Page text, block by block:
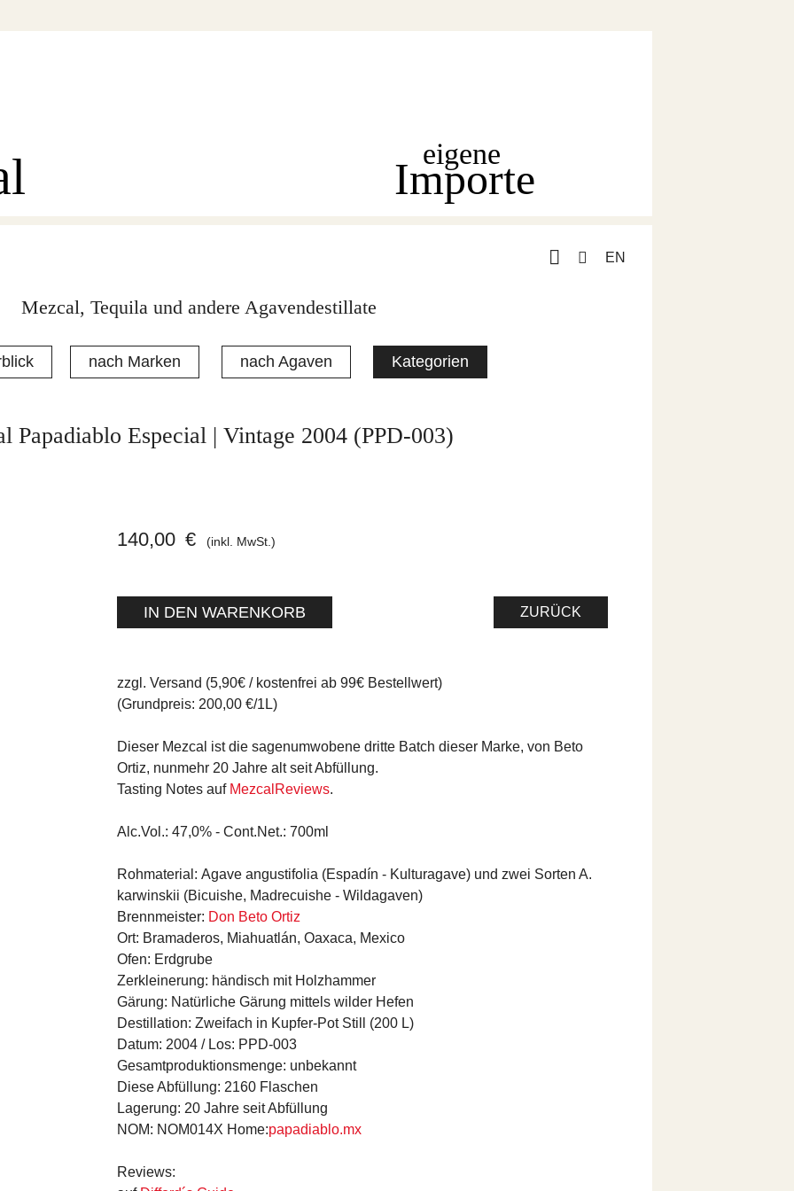
eigene
Importe
EN
Mezcal, Tequila und andere Agavendestillate
nach Marken nach Agaven Kategorien
Papadiablo Especial | Vintage 2004 (PPD-003)
140,00 € (inkl. MwSt.)
ZURÜCK
zzgl. Versand (5,90€ / kostenfrei ab 99€ Bestellwert)
(Grundpreis: 200,00 €/1L)
Dieser Mezcal ist die sagenumwobene dritte Batch dieser Marke, von Beto
Ortiz, nunmehr 20 Jahre alt seit Abfüllung.
Tasting Notes auf MezcalReviews.
Alc.Vol.: 47,0% - Cont.Net.: 700ml
Rohmaterial: Agave angustifolia (Espadín - Kulturagave) und zwei Sorten A.
karwinskii (Bicuishe, Madrecuishe - Wildagaven)
Brennmeister: Don Beto Ortiz
Ort: Bramaderos, Miahuatlán, Oaxaca, Mexico
Ofen: Erdgrube
Zerkleinerung: händisch mit Holzhammer
Gärung: Natürliche Gärung mittels wilder Hefen
Destillation: Zweifach in Kupfer-Pot Still (200 L)
Datum: 2004 / Los: PPD-003
Gesamtproduktionsmenge: unbekannt
Diese Abfüllung: 2160 Flaschen
Lagerung: 20 Jahre seit Abfüllung
NOM: NOM014X Home:papadiablo.mx
Reviews: